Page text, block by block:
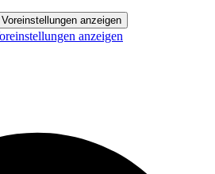
Voreinstellungen anzeigen
anzeigen